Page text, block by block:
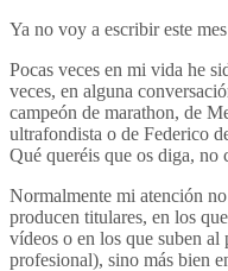
Ya no voy a escribir este
Pocas veces en mi vida he
veces, en alguna
campeón de marathon, de
ultrafondista o de Federico
Qué queréis que os diga, no
Normalmente mi atención
producen titulares, en los
vídeos o en los que suben
profesional), sino más bien